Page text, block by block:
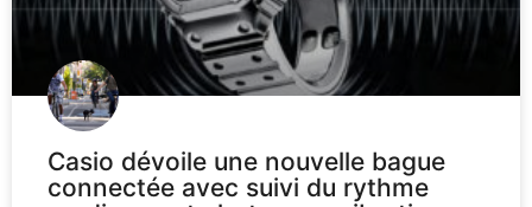
Casio dévoile une nouvelle bague
connectée avec suivi du rythme